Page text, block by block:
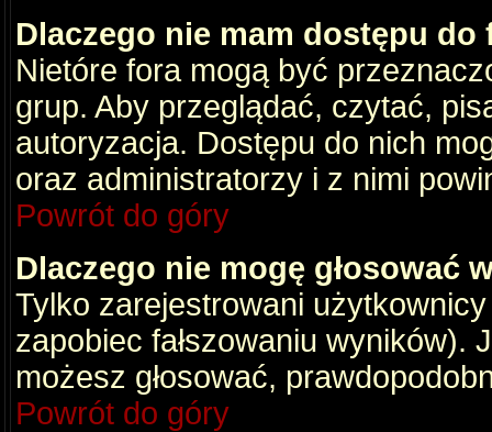
Dlaczego nie mam dostępu do
Nietóre fora mogą być
grup. Aby przeglądać, czytać,
autoryzacja. Dostępu do nich
oraz administratorzy i z nimi
Powrót do góry
Dlaczego nie mogę głosować
Tylko zarejestrowani
zapobiec fałszowaniu wyników).
możesz głosować,
Powrót do góry